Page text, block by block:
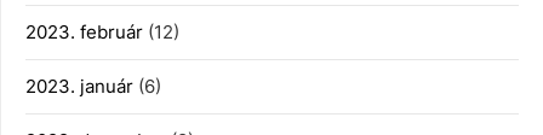
2023. február (12)
2023. január (6)